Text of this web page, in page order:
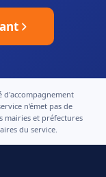
d'accompagnement
n'émet pas de
mairies et préfectures
du service.